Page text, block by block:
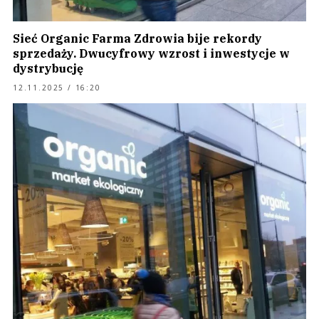
Sieć Organic Farma Zdrowia bije rekordy
sprzedaży. Dwucyfrowy wzrost i inwestycje w
dystrybucję
12.11.2025 / 16:20